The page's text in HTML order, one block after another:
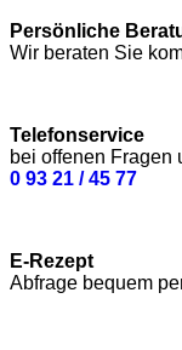
Persönliche
Wir beraten Sie
Telefonservice
bei offenen Fragen
0 93 21 / 45 77
E-Rezept
Abfrage bequem